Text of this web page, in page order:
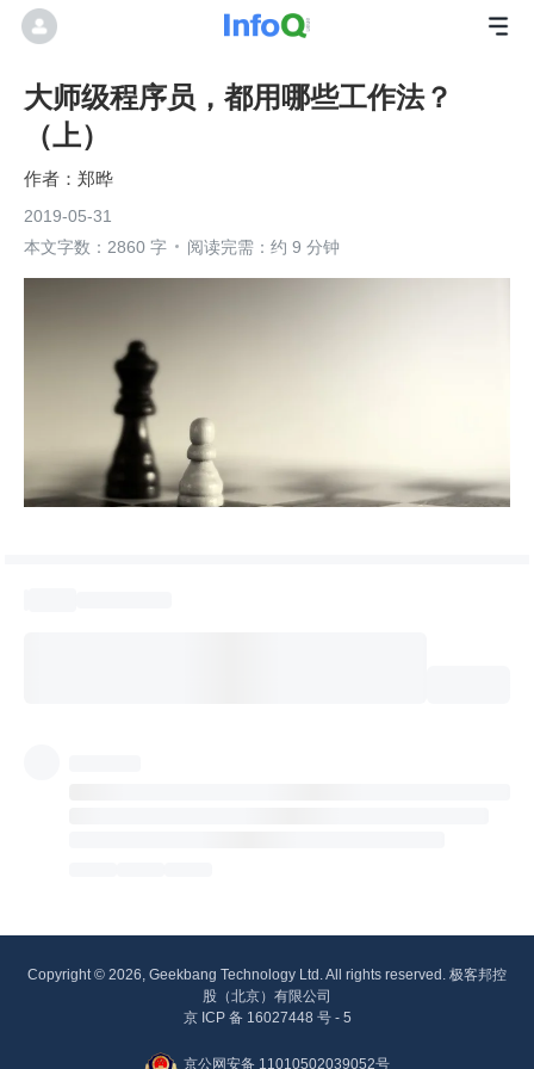
大师级程序员，都用哪些工作法？
（上）
郑晔
2019-05-31
本文字数：2860 字
阅读完需：约 9 分钟
Copyright © 2026, Geekbang Technology Ltd. All rights reserved. 极客邦控
股（北京）有限公司
京 ICP 备 16027448 号 - 5
京公网安备 11010502039052号